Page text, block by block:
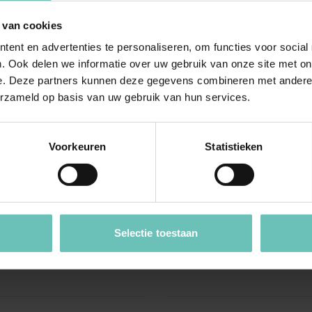
cookies
en advertenties te personaliseren, om functies voor social
Ook delen we informatie over uw gebruik van onze site met
Deze partners kunnen deze gegevens combineren met
op basis van uw gebruik van hun services.
Voorkeuren Statistieken
Selectie toestaan
2015
niet mogelijk
27
Afzonderlijke
appartementsrecht
(HR 29 maart 2013, ...
01 DECEMBER 2016
(ECLI:NL:HR:2016:2729, 2
Prejudiciële vraag (art. 392
Faillissementsrecht. Uitleg
37 Fw. Verliest curator bij ...